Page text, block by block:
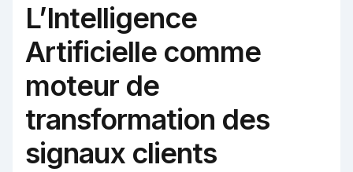
L’Intelligence
Artificielle comme
moteur de
transformation des
signaux clients